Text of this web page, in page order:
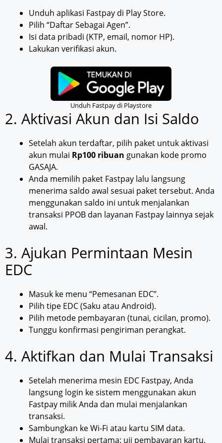
Unduh aplikasi Fastpay di Play Store.
Pilih “Daftar Sebagai Agen”.
Isi data pribadi (KTP, email, nomor HP).
Lakukan verifikasi akun.
Unduh Fastpay di Playstore
2. Aktivasi Akun dan Isi Saldo
Setelah akun terdaftar, pilih paket untuk aktivasi
akun mulai Rp100 ribuan gunakan kode promo
GASAJA.
Anda memilih paket Fastpay lalu langsung
menerima saldo awal sesuai paket tersebut. Anda
menggunakan saldo ini untuk menjalankan
transaksi PPOB dan layanan Fastpay lainnya sejak
awal.
3. Ajukan Permintaan Mesin
EDC
Masuk ke menu “Pemesanan EDC”.
Pilih tipe EDC (Saku atau Android).
Pilih metode pembayaran (tunai, cicilan, promo).
Tunggu konfirmasi pengiriman perangkat.
4. Aktifkan dan Mulai Transaksi
Setelah menerima mesin EDC Fastpay, Anda
langsung login ke sistem menggunakan akun
Fastpay milik Anda dan mulai menjalankan
transaksi.
Sambungkan ke Wi-Fi atau kartu SIM data.
Mulai transaksi pertama: uji pembayaran kartu,